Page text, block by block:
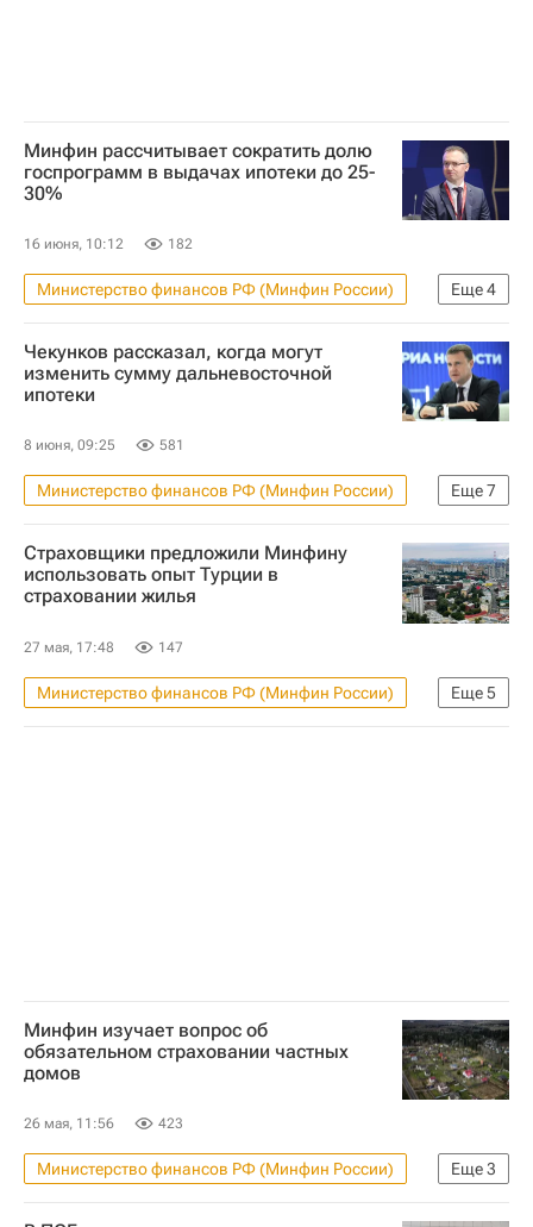
Минфин рассчитывает сократить долю
госпрограмм в выдачах ипотеки до 25-
30%
16 июня, 10:12 182
Еще4
Министерство финансов РФ (Минфин России)
Льготная ипотека
Ипотека
Жилье
Кредиты
Чекунков рассказал, когда могут
изменить сумму дальневосточной
ипотеки
8 июня, 09:25 581
Еще7
Министерство финансов РФ (Минфин России)
ПМЭФ-2026
Дальний Восток
Арктика
Россия
Алексей Чекунков
Кредиты
Страховщики предложили Минфину
использовать опыт Турции в
страховании жилья
27 мая, 17:48 147
Еще5
Министерство финансов РФ (Минфин России)
Россия
Турция
Евгений Уфимцев
Минфин изучает вопрос об
обязательном страховании частных
домов
26 мая, 11:56 423
Еще3
Министерство финансов РФ (Минфин России)
Россия
Евгений Уфимцев